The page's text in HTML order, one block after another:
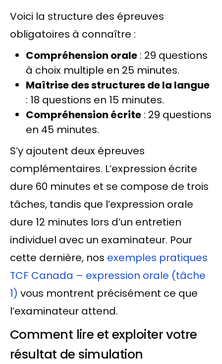
Voici la structure des épreuves
obligatoires à connaître :
Compréhension orale : 29 questions
à choix multiple en 25 minutes.
Maîtrise des structures de la langue
: 18 questions en 15 minutes.
Compréhension écrite : 29 questions
en 45 minutes.
S’y ajoutent deux épreuves
complémentaires. L’expression écrite
dure 60 minutes et se compose de trois
tâches, tandis que l’expression orale
dure 12 minutes lors d’un entretien
individuel avec un examinateur. Pour
cette dernière, nos exemples pratiques
TCF Canada – expression orale (tâche
1) vous montrent précisément ce que
l’examinateur attend.
Comment lire et exploiter votre
résultat de simulation